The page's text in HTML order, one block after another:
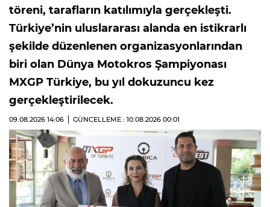
töreni, tarafların katılımıyla gerçekleşti.
Türkiye’nin uluslararası alanda en istikrarlı
şekilde düzenlenen organizasyonlarından
biri olan Dünya Motokros Şampiyonası
MXGP Türkiye, bu yıl dokuzuncu kez
gerçekleştirilecek.
09.08.2026 14:06 GÜNCELLEME : 10.08.2026 00:01